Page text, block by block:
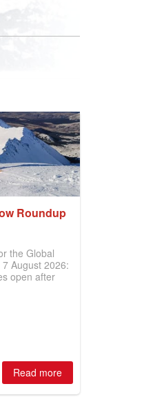
Roundup
the Global
August 2026:
open after
Read more